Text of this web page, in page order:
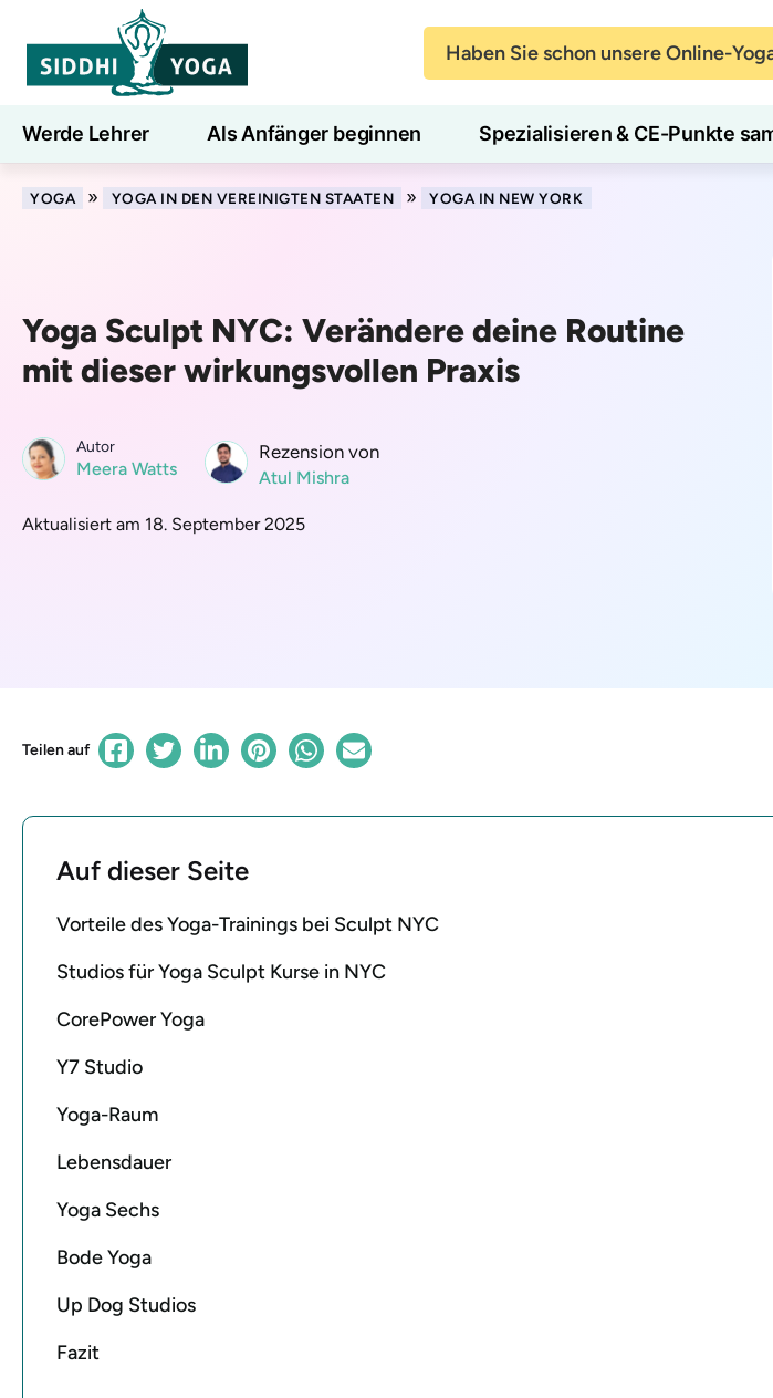
Haben Sie schon unsere Online-
Werde Lehrer Als Anfänger beginnen Spezialisieren & CE-Punkte
Blog Lernen
YOGA » YOGA IN DEN VEREINIGTEN STAATEN » YOGA IN NEW YORK
Yoga Sculpt NYC: Verändere deine Routine
mit dieser wirkungsvollen Praxis
Autor
Meera Watts
Rezension von
Atul Mishra
Aktualisiert am 18. September 2025
Teilen auf
Auf dieser Seite
Vorteile des Yoga-Trainings bei Sculpt NYC
Studios für Yoga Sculpt Kurse in NYC
CorePower Yoga
Y7 Studio
Yoga-Raum
Lebensdauer
Yoga Sechs
Bode Yoga
Up Dog Studios
Fazit